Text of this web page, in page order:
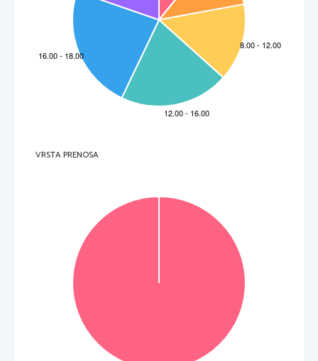
VRSTA PRENOSA